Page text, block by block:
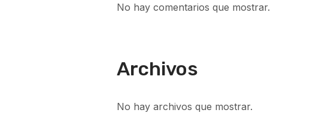
No hay comentarios que mostrar.
Archivos
No hay archivos que mostrar.